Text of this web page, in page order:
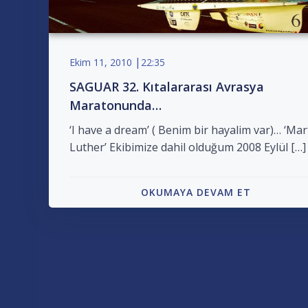
Ekim 11, 2010 | 22:35
SAGUAR 32. Kıtalararası Avrasya
Maratonunda…
‘I have a dream’ ( Benim bir hayalim var)…
Luther’ Ekibimize dahil olduğum 2008 Eylül […]
OKUMAYA DEVAM ET